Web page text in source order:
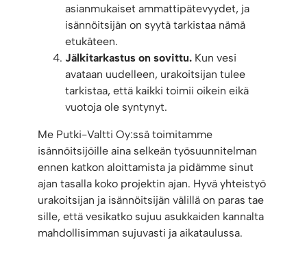
asianmukaiset ammattipätevyydet, ja
isännöitsijän on syytä tarkistaa nämä
etukäteen.
Jälkitarkastus on sovittu. Kun vesi
avataan uudelleen, urakoitsijan tulee
tarkistaa, että kaikki toimii oikein eikä
vuotoja ole syntynyt.
Me Putki-Valtti Oy:ssä toimitamme
isännöitsijöille aina selkeän työsuunnitelman
ennen katkon aloittamista ja pidämme sinut
ajan tasalla koko projektin ajan. Hyvä yhteistyö
urakoitsijan ja isännöitsijän välillä on paras tae
sille, että vesikatko sujuu asukkaiden kannalta
mahdollisimman sujuvasti ja aikataulussa.